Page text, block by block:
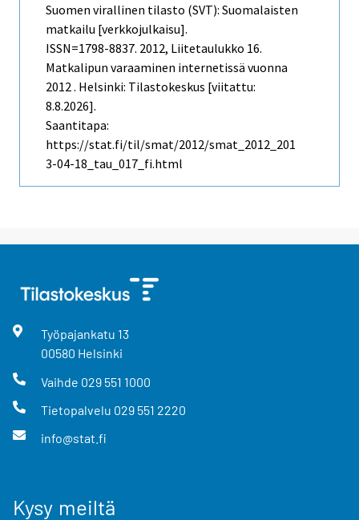
Suomen virallinen tilasto (SVT): Suomalaisten
matkailu [verkkojulkaisu].
ISSN=1798-8837. 2012, Liitetaulukko 16.
Matkalipun varaaminen internetissä vuonna
2012 . Helsinki: Tilastokeskus [viitattu:
8.8.2026].
Saantitapa:
https://stat.fi/til/smat/2012/smat_2012_201
3-04-18_tau_017_fi.html
Työpajankatu 13
00580 Helsinki
Vaihde 029 551 1000
Tietopalvelu 029 551 2220
info@stat.fi
Kysy meiltä